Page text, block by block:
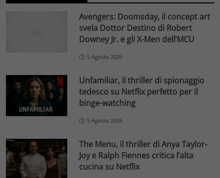
Avengers: Doomsday, il concept art
svela Dottor Destino di Robert
Downey Jr. e gli X-Men dell’MCU
5 Agosto 2026
Unfamiliar, il thriller di spionaggio
tedesco su Netflix perfetto per il
binge-watching
5 Agosto 2026
The Menu, il thriller di Anya Taylor-
Joy e Ralph Fiennes critica l’alta
cucina su Netflix